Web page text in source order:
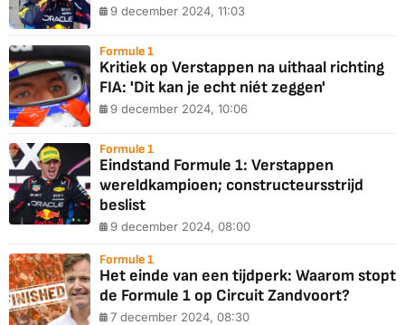
9 december 2024, 11:03
Formule 1
Kritiek op Verstappen na uithaal richting
FIA: 'Dit kan je echt niét zeggen'
9 december 2024, 10:06
Formule 1
Eindstand Formule 1: Verstappen
wereldkampioen; constructeursstrijd
beslist
9 december 2024, 08:00
Formule 1
Het einde van een tijdperk: Waarom stopt
de Formule 1 op Circuit Zandvoort?
7 december 2024, 08:30